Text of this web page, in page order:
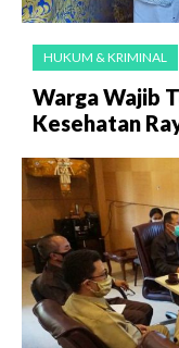
HUKUM & KRIMINAL
Warga Wajib
Kesehatan